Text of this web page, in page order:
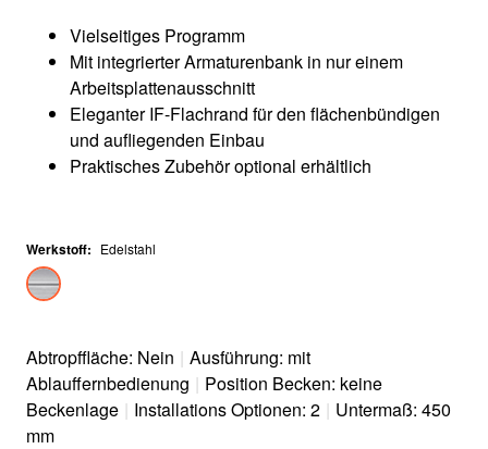
Vielseitiges Programm
Mit integrierter Armaturenbank in nur einem
Arbeitsplattenausschnitt
Eleganter IF-Flachrand für den flächenbündigen
und aufliegenden Einbau
Praktisches Zubehör optional erhältlich
Werkstoff: Edelstahl
Abtropffläche: Nein | Ausführung: mit
Ablauffernbedienung | Position Becken: keine
Beckenlage | Installations Optionen: 2 | Untermaß: 450
mm